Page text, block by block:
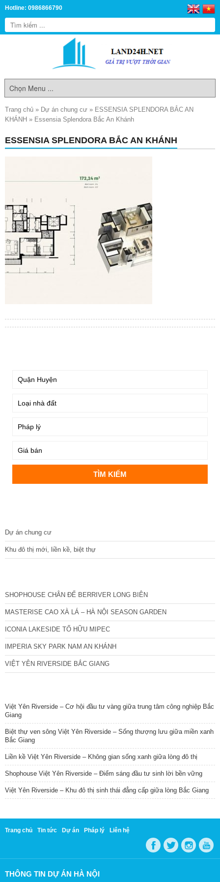
Hotline: 0986866790
Trang chủ » Dự án chung cư » ESSENSIA SPLENDORA BẮC AN
KHÁNH » Essensia Splendora Bắc An Khánh
ESSENSIA SPLENDORA BẮC AN KHÁNH
Dự án chung cư
Khu đô thị mới, liền kề, biệt thự
SHOPHOUSE CHÂN ĐẾ BERRIVER LONG BIÊN
MASTERISE CAO XÀ LÁ – HÀ NỘI SEASON GARDEN
ICONIA LAKESIDE TỐ HỮU MIPEC
IMPERIA SKY PARK NAM AN KHÁNH
VIỆT YÊN RIVERSIDE BẮC GIANG
Việt Yên Riverside – Cơ hội đầu tư vàng giữa trung tâm công nghiệp Bắc
Giang
Biệt thự ven sông Việt Yên Riverside – Sống thượng lưu giữa miền xanh
Bắc Giang
Liền kề Việt Yên Riverside – Không gian sống xanh giữa lòng đô thị
Shophouse Việt Yên Riverside – Điểm sáng đầu tư sinh lời bền vững
Việt Yên Riverside – Khu đô thị sinh thái đẳng cấp giữa lòng Bắc Giang
Trang chủ Tin tức Dự án Pháp lý Liên hệ
THÔNG TIN DỰ ÁN HÀ NỘI